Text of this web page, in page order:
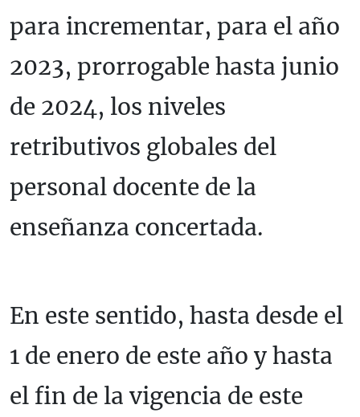
para incrementar, para el año
2023, prorrogable hasta junio
de 2024, los niveles
retributivos globales del
personal docente de la
enseñanza concertada.
En este sentido, hasta desde el
1 de enero de este año y hasta
el fin de la vigencia de este